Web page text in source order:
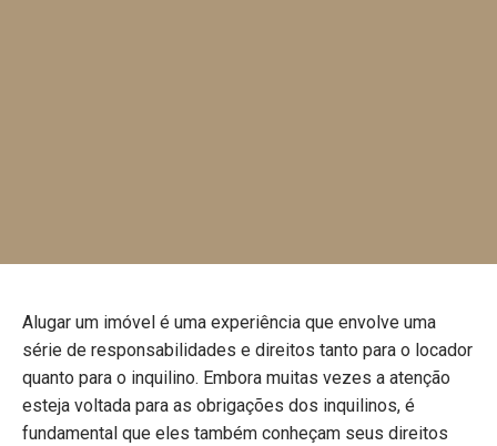
Alugar um imóvel é uma experiência que envolve uma
série de responsabilidades e direitos tanto para o locador
quanto para o inquilino. Embora muitas vezes a atenção
esteja voltada para as obrigações dos inquilinos, é
fundamental que eles também conheçam seus direitos